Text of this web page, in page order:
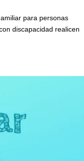
para personas
discapacidad realicen